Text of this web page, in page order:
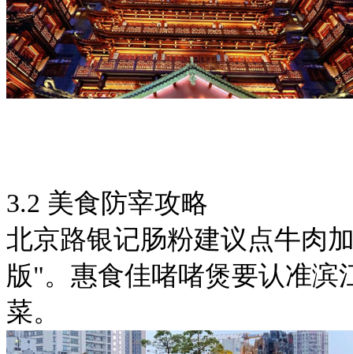
3.2 美食防宰攻略
北京路银记肠粉建议点牛肉
版"。惠食佳啫啫煲要认准滨
菜。